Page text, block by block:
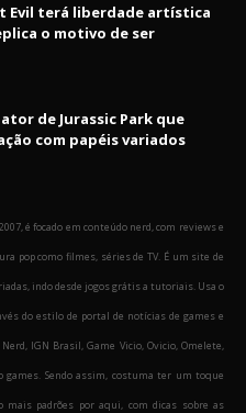
Evil terá liberdade artística
o motivo de ser
de Jurassic Park que
com papéis variados
é focado em conteúdo nerd, com reviews e
pop como filmes, séries de TV. É um site de
indo desde jogos grátis a tutoriais. Usa o
do estilo de portal de notícias de games e
IGN Brasil, Game Vicio, Ovicio, Omelete,
Sendo assim, costuma ter um toque
mais padrões por aqui, com dicas sobre as